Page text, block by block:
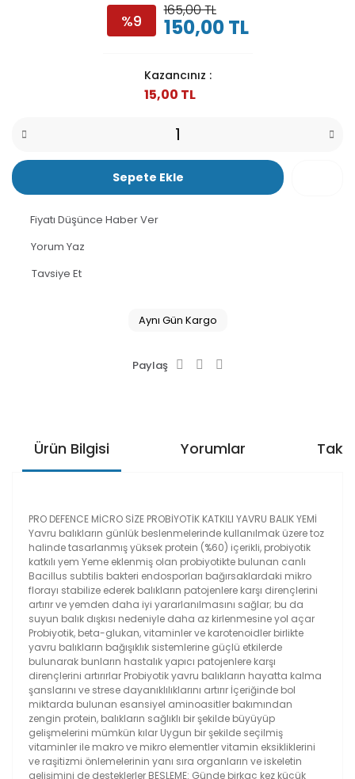
%9
165,00 TL
150,00 TL
Kazancınız :
15,00 TL
Sepete Ekle
Fiyatı Düşünce Haber Ver
Yorum Yaz
Tavsiye Et
Aynı Gün Kargo
Paylaş
Ürün Bilgisi Yorumlar
PRO DEFENCE MİCRO SİZE PROBİYOTİK KATKILI YAVRU BALIK YEMİ
Yavru balıkların günlük beslenmelerinde kullanılmak üzere toz
halinde tasarlanmış yüksek protein (%60) içerikli, probiyotik
katkılı yem Yeme eklenmiş olan probiyotikte bulunan canlı
Bacillus subtilis bakteri endosporları bağırsaklardaki mikro
florayı stabilize ederek balıkların patojenlere karşı dirençlerini
artırır ve yemden daha iyi yararlanılmasını sağlar; bu da
suyun balık dışkısı nedeniyle daha az kirlenmesine yol açar
Probiyotik, beta-glukan, vitaminler ve karotenoidler birlikte
yavru balıkların bağışıklık sistemlerine güçlü etkilerde
bulunarak bunların hastalık yapıcı patojenlere karşı
dirençlerini artırırlar Probiyotik yavru balıkların hayatta kalma
şanslarını ve strese dayanıklılıklarını artırır İçeriğinde bol
miktarda bulunan esansiyel aminoasitler bakımından
zengin protein, balıkların sağlıklı bir şekilde büyüyüp
gelişmelerini mümkün kılar Uygun bir şekilde seçilmiş
vitaminler ile makro ve mikro elementler vitamin eksikliklerini
ve raşitizmi önlemelerinin yanı sıra organların ve iskeletin
gelişimini de desteklerler BESLEME: Günde birkaç kez küçük